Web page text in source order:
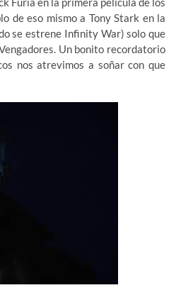
de eso mismo a Tony Stark en la
se estrene Infinity War) solo que
Un bonito recordatorio
nos atrevimos a soñar con que